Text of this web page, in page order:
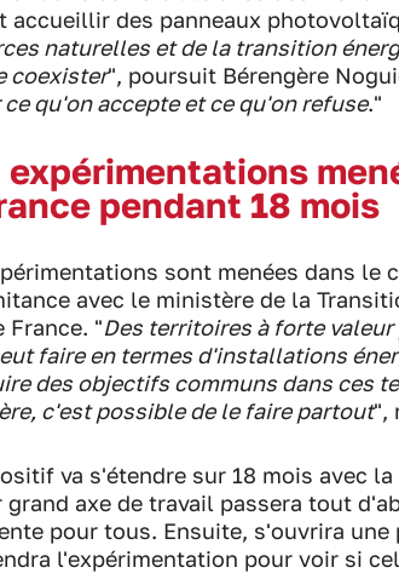
accueillir des panneaux
naturelles et de la transition
coexister", poursuit Bérengère
qu'on accepte et ce qu'on refuse."
expérimentations
pendant 18 mois
sont menées dans le
avec le ministère de la
France. "Des territoires à forte
faire en termes d'installations
des objectifs communs dans ces
c'est possible de le faire partout",
va s'étendre sur 18 mois avec
grand axe de travail passera tout
pour tous. Ensuite, s'ouvrira
l'expérimentation pour voir si